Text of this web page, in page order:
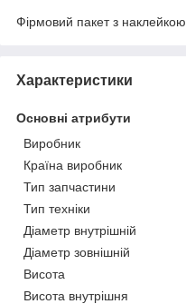
Фірмовий пакет з наклейкою
Характеристики
Основні атрибути
Виробник
Країна виробник
Тип запчастини
Тип техніки
Діаметр внутрішній
Діаметр зовнішній
Висота
Висота внутрішня